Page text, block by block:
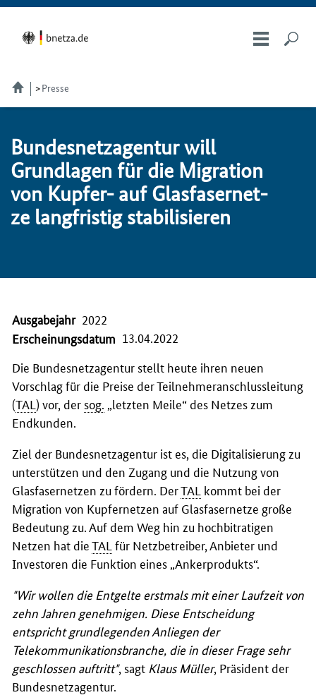
Presse
Bundesnetzagentur will
Grund­la­gen für die Mi­gra­ti­on
von Kup­fer- auf Glas­fa­ser­net­
ze lang­fris­tig sta­bi­li­sie­ren
Ausgabejahr 2022
Erscheinungsdatum 13.04.2022
Die Bundesnetzagentur stellt heute ihren neuen
Vorschlag für die Preise der Teilnehmeranschlussleitung
(TAL ) vor, der sog.
„letzten Meile“ des Netzes zum
Endkunden.
Ziel der Bundesnetzagentur ist es, die Digitalisierung zu
unterstützen und den Zugang und die Nutzung von
Glasfasernetzen zu fördern. DerTAL kommt bei der
Migration von Kupfernetzen auf Glasfasernetze große
Bedeutung zu. Auf dem Weg hin zu hochbitratigen
Netzen hat dieTAL für Netzbetreiber, Anbieter und
Investoren die Funktion eines „Ankerprodukts“.
"Wir wollen die Entgelte erstmals mit einer Laufzeit von
zehn Jahren genehmigen. Diese Entscheidung
entspricht grundlegenden Anliegen der
Telekommunikationsbranche, die in dieser Frage sehr
geschlossen auftritt", sagt Klaus Müller, Präsident der
Bundesnetzagentur.